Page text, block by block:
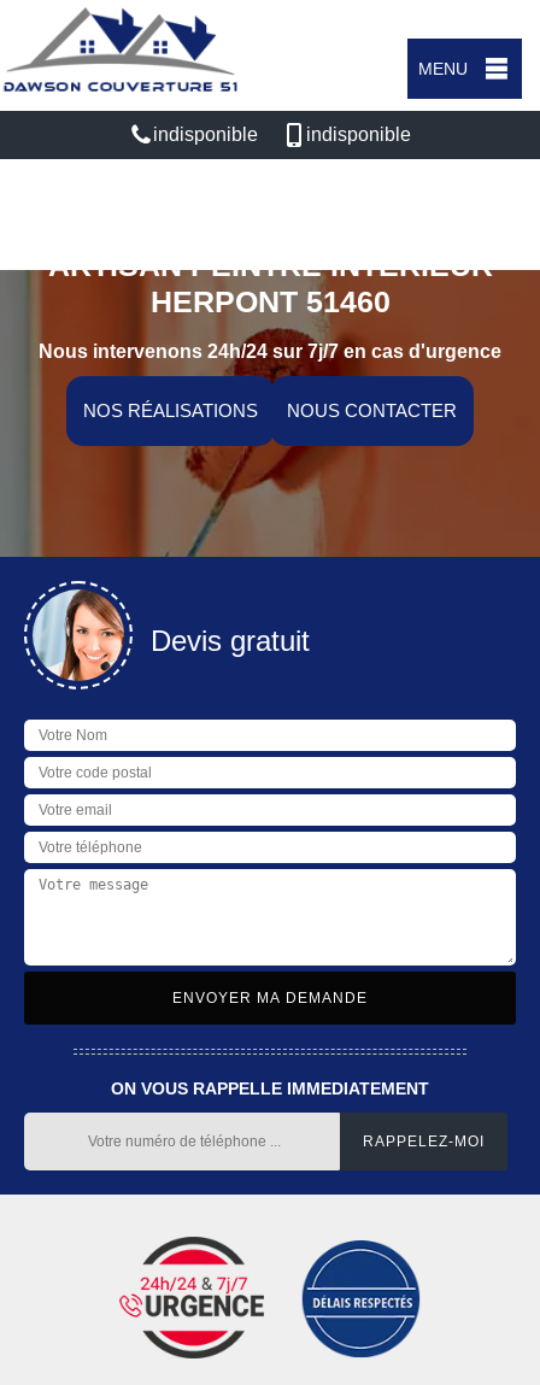
MENU
indisponible indisponible
ARTISAN PEINTRE INTÉRIEUR
HERPONT 51460
Nous intervenons 24h/24 sur 7j/7 en cas d'urgence
NOS RÉALISATIONS NOUS CONTACTER
Devis gratuit
ON VOUS RAPPELLE IMMEDIATEMENT